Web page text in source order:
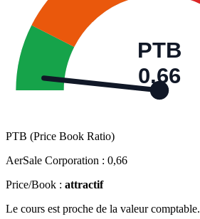
PTB
0,66
PTB (Price Book Ratio)
AerSale Corporation : 0,66
Price/Book : attractif
Le cours est proche de la valeur comptable.